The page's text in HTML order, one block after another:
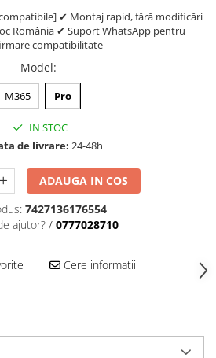
✔ Montaj rapid, fără modificări
România ✔ Suport WhatsApp pentru
compatibilitate
Model:
M365 Pro
IN STOC
de livrare: 24-48h
ADAUGA IN COS
7427136176554
ajutor? / 0777028710
Cere informatii